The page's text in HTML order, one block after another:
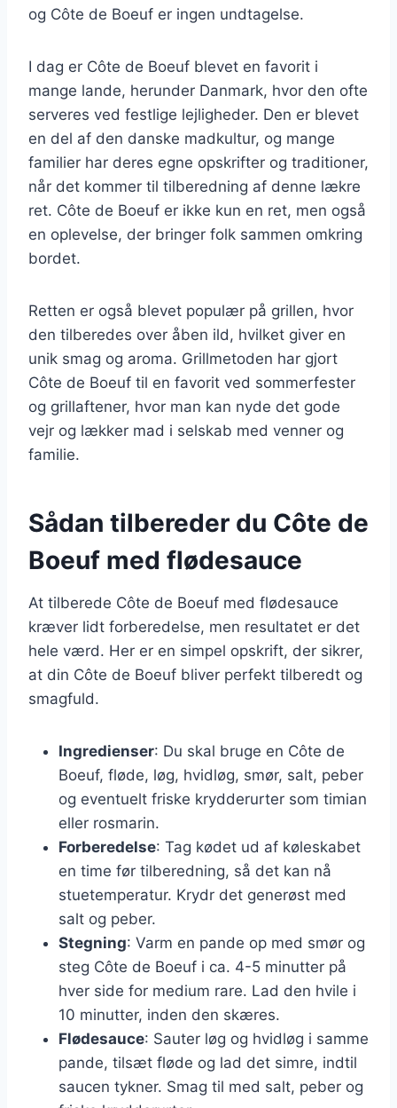
og Côte de Boeuf er ingen undtagelse.
I dag er Côte de Boeuf blevet en favorit i
mange lande, herunder Danmark, hvor den ofte
serveres ved festlige lejligheder. Den er blevet
en del af den danske madkultur, og mange
familier har deres egne opskrifter og traditioner,
når det kommer til tilberedning af denne lækre
ret. Côte de Boeuf er ikke kun en ret, men også
en oplevelse, der bringer folk sammen omkring
bordet.
Retten er også blevet populær på grillen, hvor
den tilberedes over åben ild, hvilket giver en
unik smag og aroma. Grillmetoden har gjort
Côte de Boeuf til en favorit ved sommerfester
og grillaftener, hvor man kan nyde det gode
vejr og lækker mad i selskab med venner og
familie.
Sådan tilbereder du Côte de
Boeuf med flødesauce
At tilberede Côte de Boeuf med flødesauce
kræver lidt forberedelse, men resultatet er det
hele værd. Her er en simpel opskrift, der sikrer,
at din Côte de Boeuf bliver perfekt tilberedt og
smagfuld.
Ingredienser: Du skal bruge en Côte de
Boeuf, fløde, løg, hvidløg, smør, salt, peber
og eventuelt friske krydderurter som timian
eller rosmarin.
Forberedelse: Tag kødet ud af køleskabet
en time før tilberedning, så det kan nå
stuetemperatur. Krydr det generøst med
salt og peber.
Stegning: Varm en pande op med smør og
steg Côte de Boeuf i ca. 4-5 minutter på
hver side for medium rare. Lad den hvile i
10 minutter, inden den skæres.
Flødesauce: Sauter løg og hvidløg i samme
pande, tilsæt fløde og lad det simre, indtil
saucen tykner. Smag til med salt, peber og